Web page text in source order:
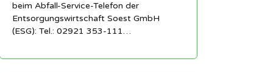
beim Abfall-Service-Telefon der
Entsorgungswirtschaft Soest GmbH
(ESG): Tel.: 02921 353-111…